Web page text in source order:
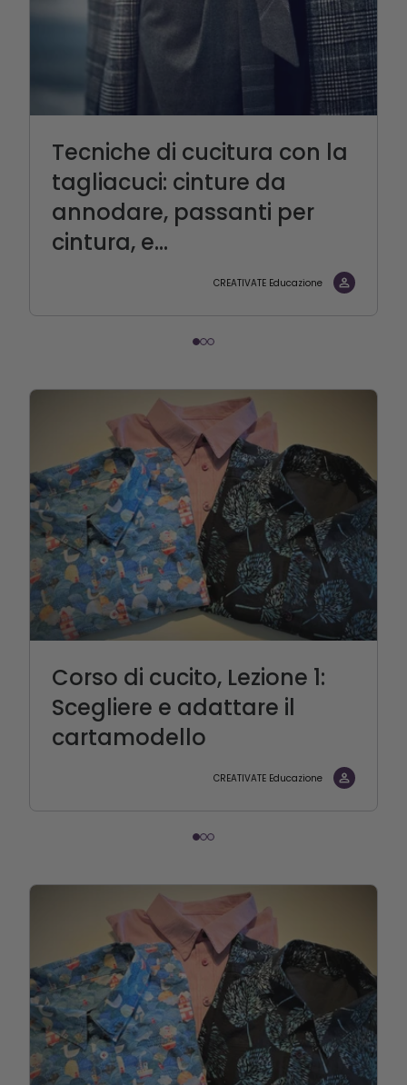
Tecniche di cucitura con la
tagliacuci: cinture da
annodare, passanti per
cintura, e...
CREATIVATE Educazione
Corso di cucito, Lezione 1:
Scegliere e adattare il
cartamodello
CREATIVATE Educazione